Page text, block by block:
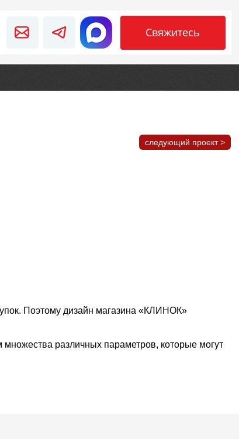
Свяжитесь
следующий проект >
Поэтому дизайн магазина «КЛИНОК»
множества различных параметров, которые могут